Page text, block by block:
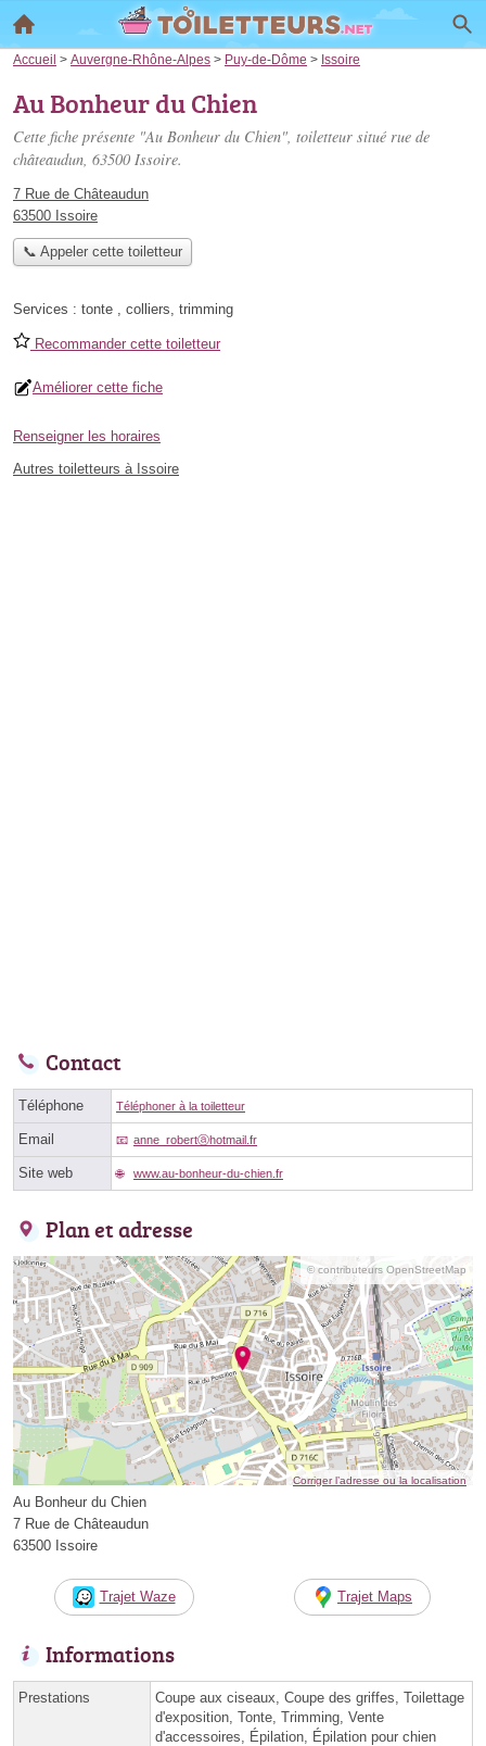
Accueil > Auvergne-Rhône-Alpes > Puy-de-Dôme > Issoire
Au Bonheur du Chien
Cette fiche présente "Au Bonheur du Chien", toiletteur situé rue de
châteaudun, 63500 Issoire.
7 Rue de Châteaudun
63500 Issoire
📞 Appeler cette toiletteur
Services : tonte , colliers, trimming
Recommander cette toiletteur
Améliorer cette fiche
Renseigner les horaires
Autres toiletteurs à Issoire
Contact
Téléphone Téléphoner à la toiletteur
Email anne_robertⓐhotmail.fr
Site web www.au-bonheur-du-chien.fr
Plan et adresse
© contributeurs OpenStreetMap
Corriger l’adresse ou la localisation
Au Bonheur du Chien
7 Rue de Châteaudun
63500 Issoire
Trajet Waze Trajet Maps
Informations
Prestations
Coupe aux ciseaux, Coupe des griffes, Toilettage
d'exposition, Tonte, Trimming, Vente
d'accessoires, Épilation, Épilation pour chien